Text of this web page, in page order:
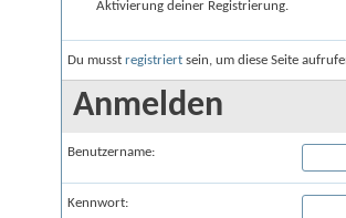
Aktivierung deiner Registrierung.
Du musst registriert sein, um diese Seite
Anmelden
Benutzername:
Kennwort: